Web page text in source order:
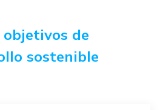
de
sostenible